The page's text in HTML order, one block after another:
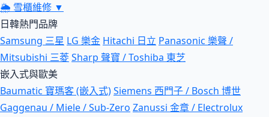
🌦 雪櫃維修 ▼
日韓熱門品牌
Samsung 三星 LG 樂金 Hitachi 日立 Panasonic 樂聲 /
Mitsubishi 三菱Sharp 聲寶 / Toshiba 東芝
嵌入式與歐美
Baumatic 寶瑪客 (嵌入式)Siemens 西門子 / Bosch 博世
Gaggenau / Miele / Sub-Zero Zanussi 金章 / Electrolux